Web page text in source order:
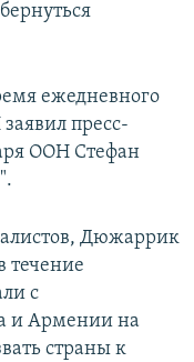
ежедневного
пресс-
ООН Стефан
Дюжаррик
течение
с
и Армении на
страны к